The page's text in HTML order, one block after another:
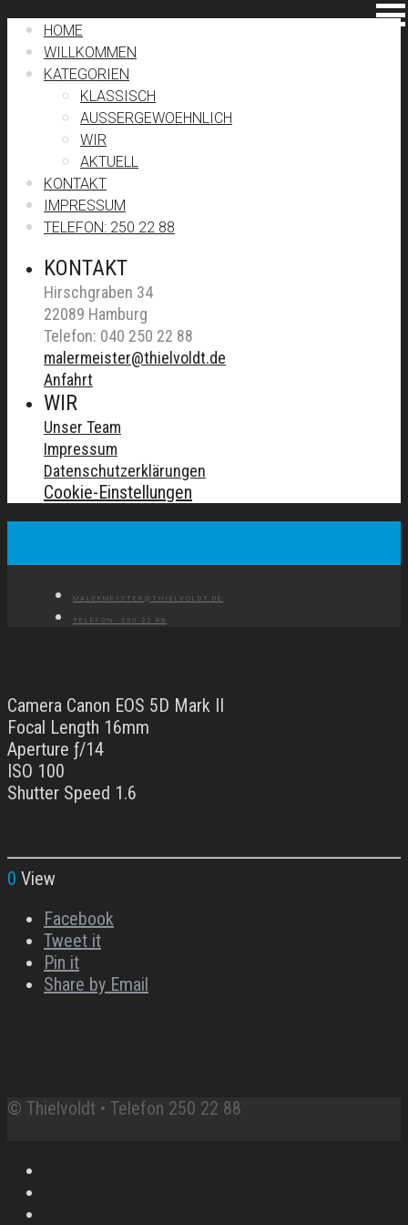
HOME
WILLKOMMEN
KATEGORIEN
KLASSISCH
AUSSERGEWOEHNLICH
WIR
AKTUELL
KONTAKT
IMPRESSUM
TELEFON: 250 22 88
KONTAKT
Hirschgraben 34
22089 Hamburg
Telefon: 040 250 22 88
malermeister@thielvoldt.de
Anfahrt
WIR
Unser Team
Impressum
Datenschutzerklärungen
Cookie-Einstellungen
MALERMEISTER@THIELVOLDT.DE
TELEFON: 250 22 88
Camera Canon EOS 5D Mark II
Focal Length 16mm
Aperture ƒ/14
ISO 100
Shutter Speed 1.6
0 View
Facebook
Tweet it
Pin it
Share by Email
© Thielvoldt • Telefon 250 22 88